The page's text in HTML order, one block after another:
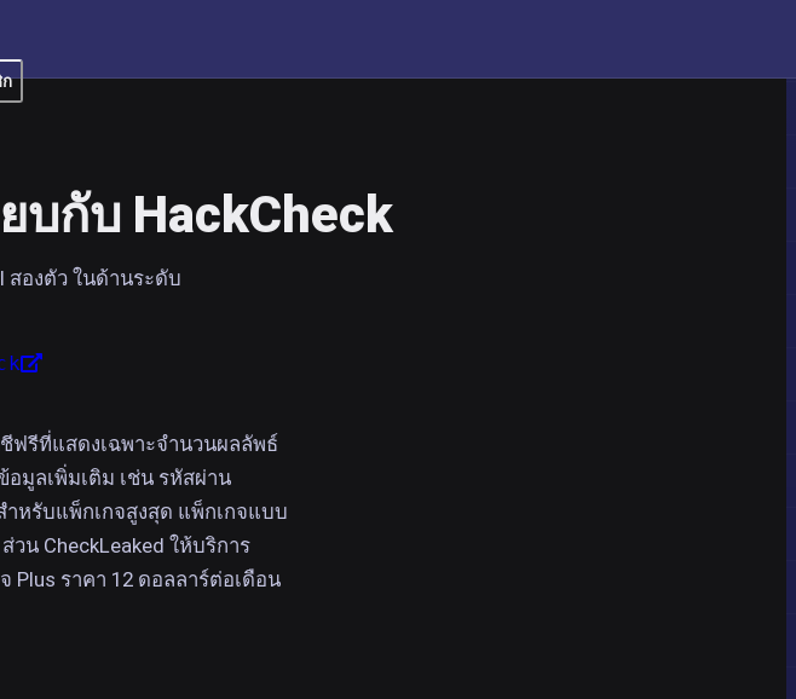
บกับ HackCheck
สองตัว ในด้านระดับ
ฟรีที่แสดงเฉพาะจำนวนผลลัพธ์
มูลเพิ่มเติม เช่น รหัสผ่าน
หรับแพ็กเกจสูงสุด แพ็กเกจแบบ
น CheckLeaked ให้บริการ
ราคา 12 ดอลลาร์ต่อเดือน